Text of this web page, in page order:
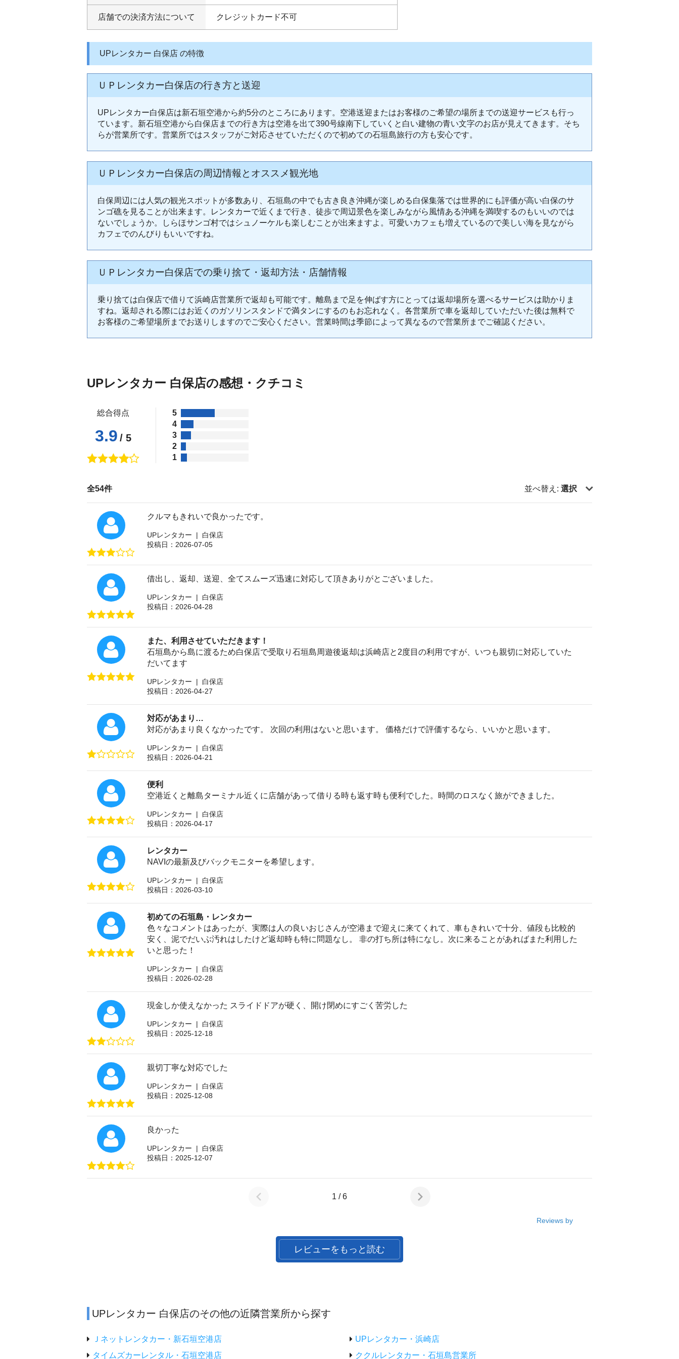
店舗での決済方法について クレジットカード不可
UPレンタカー 白保店 の特徴
ＵＰレンタカー白保店の行き方と送迎
UPレンタカー白保店は新石垣空港から約5分のところにあります。空港送迎またはお客様のご希望の場所までの送迎サービスも行っ
ています。新石垣空港から白保店までの行き方は空港を出て390号線南下していくと白い建物の青い文字のお店が見えてきます。そち
らが営業所です。営業所ではスタッフがご対応させていただくので初めての石垣島旅行の方も安心です。
ＵＰレンタカー白保店の周辺情報とオススメ観光地
白保周辺には人気の観光スポットが多数あり、石垣島の中でも古き良き沖縄が楽しめる白保集落では世界的にも評価が高い白保のサ
ンゴ礁を見ることが出来ます。レンタカーで近くまで行き、徒歩で周辺景色を楽しみながら風情ある沖縄を満喫するのもいいのでは
ないでしょうか。しらほサンゴ村ではシュノーケルも楽しむことが出来ますよ。可愛いカフェも増えているので美しい海を見ながら
カフェでのんびりもいいですね。
ＵＰレンタカー白保店での乗り捨て・返却方法・店舗情報
乗り捨ては白保店で借りて浜崎店営業所で返却も可能です。離島まで足を伸ばす方にとっては返却場所を選べるサービスは助かりま
すね。返却される際にはお近くのガソリンスタンドで満タンにするのもお忘れなく。各営業所で車を返却していただいた後は無料で
お客様のご希望場所までお送りしますのでご安心ください。営業時間は季節によって異なるので営業所までご確認ください。
UPレンタカー 白保店の感想・クチコミ
総合得点
3.9 / 5
5
4
3
2
1
全54件 並べ替え: 選択
クルマもきれいで良かったです。
UPレンタカー | 白保店
投稿日：2026-07-05
借出し、返却、送迎、全てスムーズ迅速に対応して頂きありがとございました。
UPレンタカー | 白保店
投稿日：2026-04-28
また、利用させていただきます！
石垣島から島に渡るため白保店で受取り石垣島周遊後返却は浜崎店と2度目の利用ですが、いつも親切に対応していた
だいてます
UPレンタカー | 白保店
投稿日：2026-04-27
対応があまり…
対応があまり良くなかったです。 次回の利用はないと思います。 価格だけで評価するなら、いいかと思います。
UPレンタカー | 白保店
投稿日：2026-04-21
便利
空港近くと離島ターミナル近くに店舗があって借りる時も返す時も便利でした。時間のロスなく旅ができました。
UPレンタカー | 白保店
投稿日：2026-04-17
レンタカー
NAVIの最新及びバックモニターを希望します。
UPレンタカー | 白保店
投稿日：2026-03-10
初めての石垣島・レンタカー
色々なコメントはあったが、実際は人の良いおじさんが空港まで迎えに来てくれて、車もきれいで十分、値段も比較的
安く、泥でだいぶ汚れはしたけど返却時も特に問題なし。 非の打ち所は特になし。次に来ることがあればまた利用した
いと思った！
UPレンタカー | 白保店
投稿日：2026-02-28
現金しか使えなかった スライドドアが硬く、開け閉めにすごく苦労した
UPレンタカー | 白保店
投稿日：2025-12-18
親切丁寧な対応でした
UPレンタカー | 白保店
投稿日：2025-12-08
良かった
UPレンタカー | 白保店
投稿日：2025-12-07
1 / 6
Reviews by
レビューをもっと読む
UPレンタカー 白保店のその他の近隣営業所から探す
Ｊネットレンタカー・新石垣空港店
UPレンタカー・浜崎店
タイムズカーレンタル・石垣空港店
ククルレンタカー・石垣島営業所